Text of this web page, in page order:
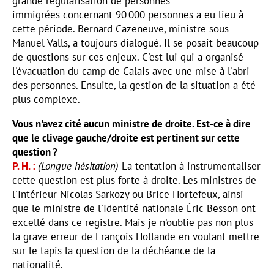
immigrées concernant 90 000 personnes a eu lieu à
cette période. Bernard Cazeneuve, ministre sous
Manuel Valls, a toujours dialogué. Il se posait beaucoup
de questions sur ces enjeux. C'est lui qui a organisé
l'évacuation du camp de Calais avec une mise à l'abri
des personnes. Ensuite, la gestion de la situation a été
plus complexe.
Vous n'avez cité aucun ministre de droite. Est-ce à dire
que le clivage gauche/droite est pertinent sur cette
question ?
P. H.
(Longue hésitation) La tentation à instrumentaliser
cette question est plus forte à droite. Les ministres de
l'Intérieur Nicolas Sarkozy ou Brice Hortefeux, ainsi
que le ministre de l'Identité nationale Éric Besson ont
excellé dans ce registre. Mais je n'oublie pas non plus
la grave erreur de François Hollande en voulant mettre
sur le tapis la question de la déchéance de la
nationalité.